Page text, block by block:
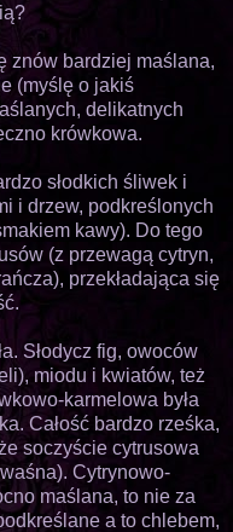
znów bardziej maślana,
(myślę o jakiś
delikatnych
krówkowa.
słodkich śliwek i
i drzew, podkreślonych
kawy). Do tego
(z przewagą cytryn,
przekładająca się
Słodycz fig, owoców
miodu i kwiatów, też
karmelowa była
Całość bardzo rześka,
soczyście cytrusowa
Cytrynowo-
maślana, to nie za
a to chlebem,